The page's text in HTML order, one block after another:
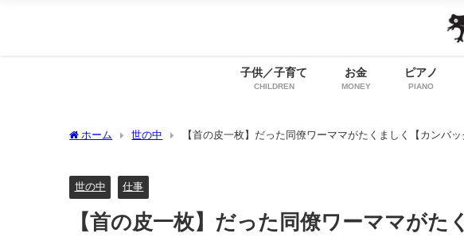
子供／子育て
CHILDREN
お金
MONEY
ピアノ
PIANO
ホーム 世の中 【首の皮一枚】だった同僚ワーママがたくましく【カンバ
世の中 仕事
【首の皮一枚】だった同僚ワーママが